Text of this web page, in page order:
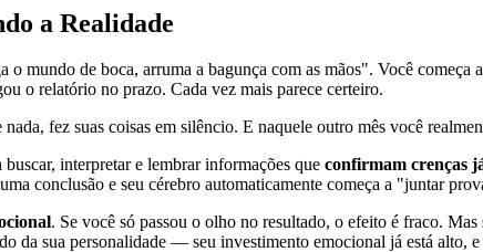
a Realidade
mundo de boca, arruma a bagunça com as mãos". Você começa
o relatório no prazo. Cada vez mais parece certeiro.
fez suas coisas em silêncio. E naquele outro mês você
interpretar e lembrar informações que confirmam crenças
conclusão e seu cérebro automaticamente começa a "juntar
. Se você só passou o olho no resultado, o efeito é fraco.
da sua personalidade — seu investimento emocional já está alto,